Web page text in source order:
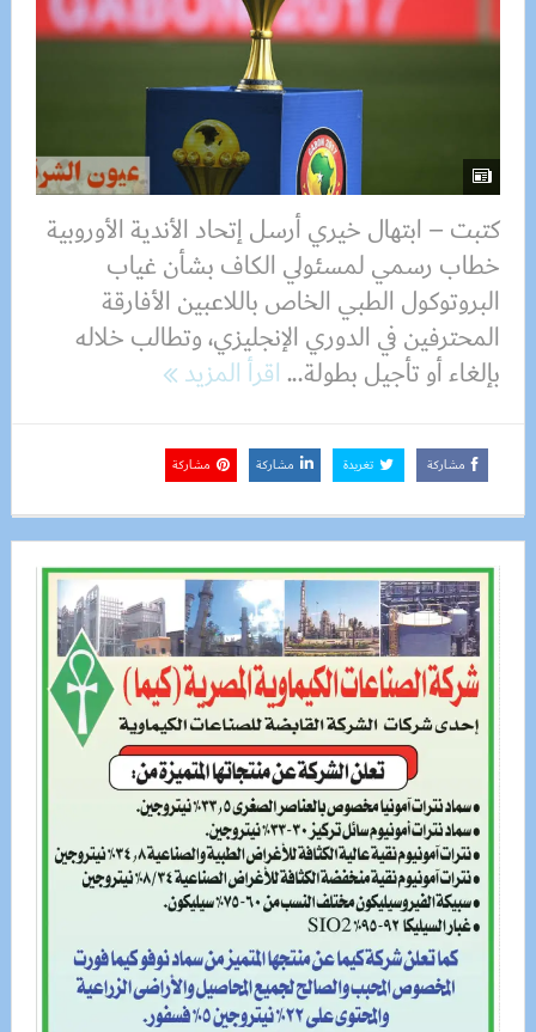
كتبت – ابتهال خيري أرسل إتحاد الأندية الأوروبية
خطاب رسمي لمسئولي الكاف بشأن غياب
البروتوكول الطبي الخاص باللاعبين الأفارقة
المحترفين في الدوري الإنجليزي، وتطالب خلاله
بإلغاء أو تأجيل بطولة...اقرأ المزيد
مشاركة تغريدة مشاركة مشاركة